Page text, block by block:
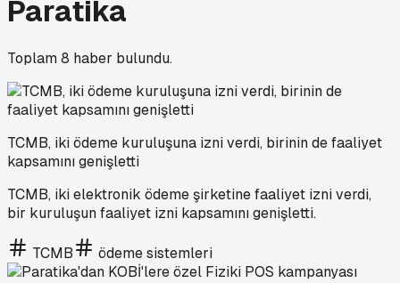
Paratika
Toplam8 haber bulundu.
TCMB, iki ödeme kuruluşuna izni verdi, birinin de faaliyet
kapsamını genişletti
TCMB, iki elektronik ödeme şirketine faaliyet izni verdi,
bir kuruluşun faaliyet izni kapsamını genişletti.
TCMB ödeme sistemleri